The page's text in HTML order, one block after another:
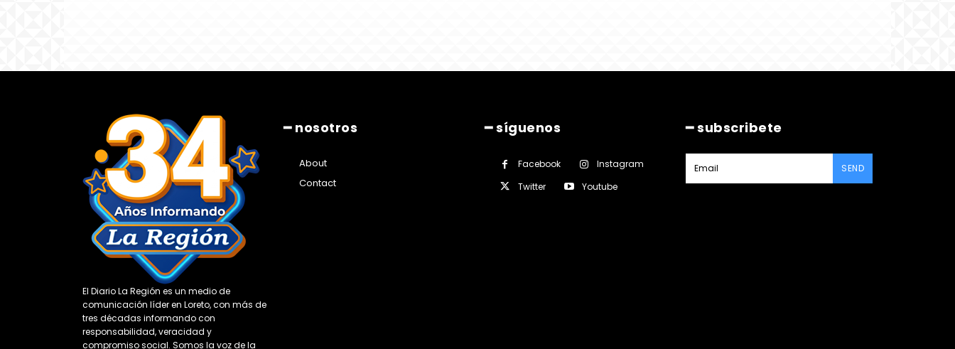
El Diario La Región es un medio de
comunicación líder en Loreto, con más de
tres décadas informando con
responsabilidad, veracidad y
compromiso social. Somos la voz de la
━ nosotros
About
Contact
━ síguenos
Facebook
Instagram
Twitter
Youtube
━ subscribete
SEND